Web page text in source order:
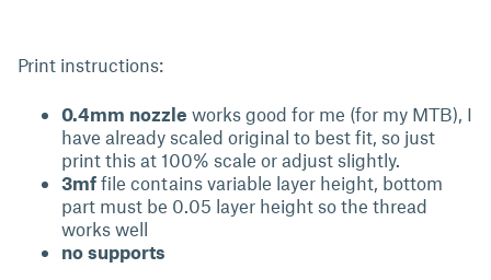
Print instructions:
0.4mm nozzle works good for me (for my MTB), I
have already scaled original to best fit, so just
print this at 100% scale or adjust slightly.
3mf file contains variable layer height, bottom
part must be 0.05 layer height so the thread
works well
no supports